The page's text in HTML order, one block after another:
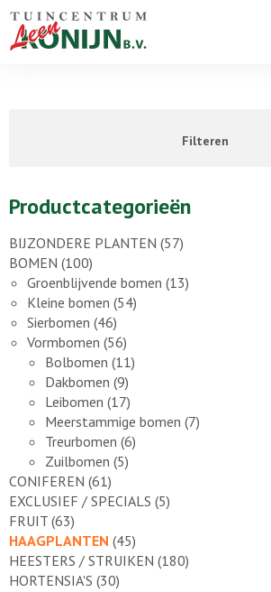
Filteren
Productcategorieën
BIJZONDERE PLANTEN (57)
BOMEN (100)
Groenblijvende bomen (13)
Kleine bomen (54)
Sierbomen (46)
Vormbomen (56)
Bolbomen (11)
Dakbomen (9)
Leibomen (17)
Meerstammige bomen (7)
Treurbomen (6)
Zuilbomen (5)
CONIFEREN (61)
EXCLUSIEF / SPECIALS (5)
FRUIT (63)
HAAGPLANTEN (45)
HEESTERS / STRUIKEN (180)
HORTENSIA'S (30)